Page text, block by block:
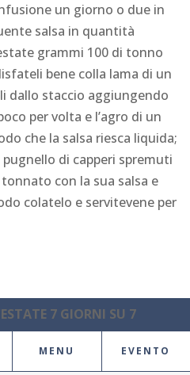
un giorno o due in
salsa in quantità
grammi 100 di tonno
bene colla lama di un
dallo staccio aggiungendo
per volta e l’agro di un
che la salsa riesca liquida;
di capperi spremuti
con la sua salsa e
colatelo e servitevene per
7 GIORNI SU 7
MENU EVENTO